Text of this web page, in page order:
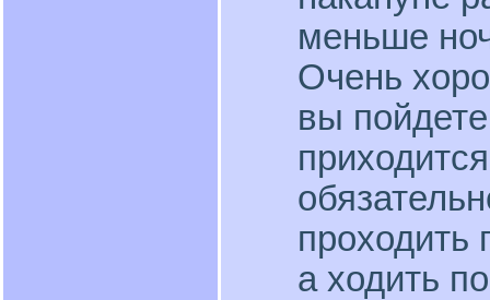
меньше
Очень
вы
проходить
а ходить